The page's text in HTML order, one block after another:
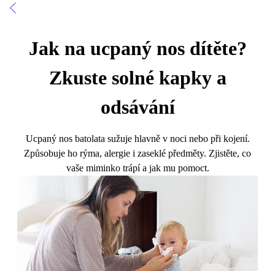
Jak na ucpaný nos dítěte?
Zkuste solné kapky a
odsávání
Ucpaný nos batolata sužuje hlavně v noci nebo při kojení.
Způsobuje ho rýma, alergie i zaseklé předměty. Zjistěte, co
vaše miminko trápí a jak mu pomoct.